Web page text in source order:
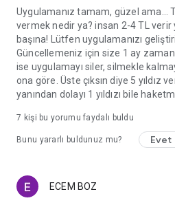
Uygulamanız tamam, güzel ama...
vermek nedir ya? insan 2-4 TL verir
başına! Lütfen uygulamanızı
Güncellemeniz için size 1 ay
ise uygulamayı siler, silmekle
ona göre. Üste çıksın diye 5 yıldız
yanından dolayı 1 yıldızı bile
7 kişi bu yorumu faydalı buldu
Bunu yararlı buldunuz mu? Evet
ECEM BOZ